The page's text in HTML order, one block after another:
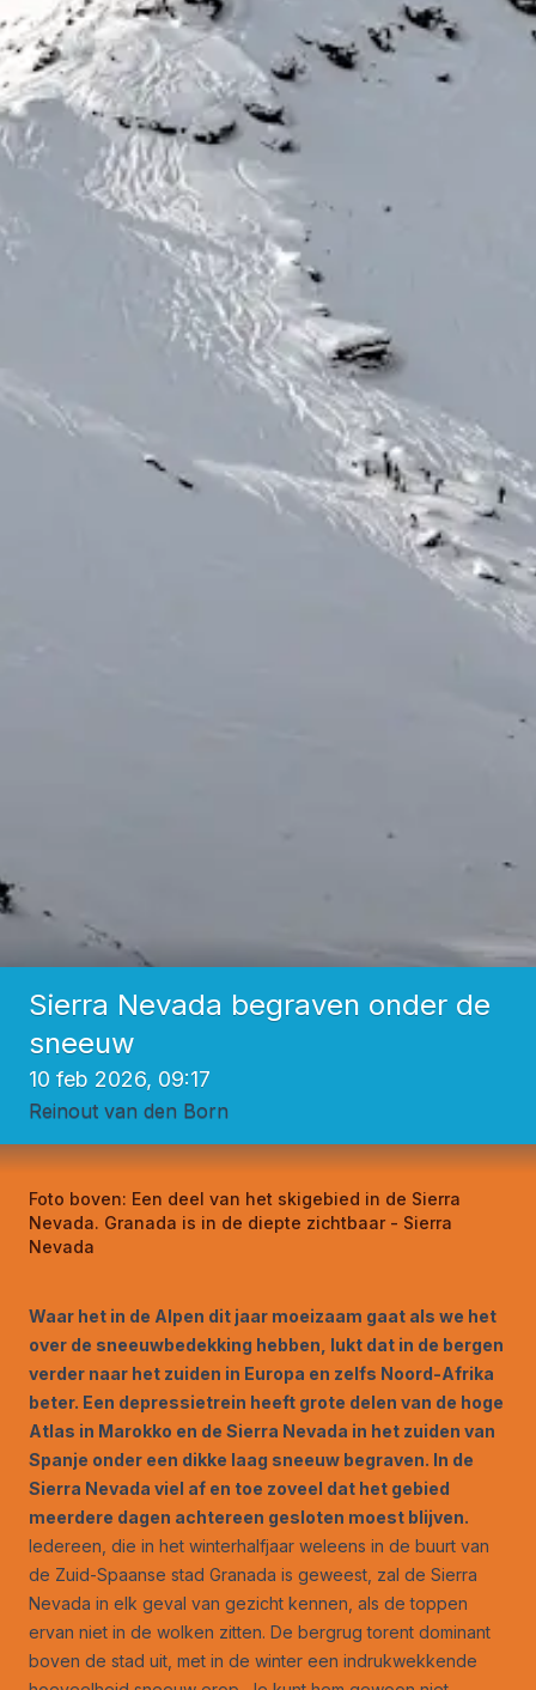
Sierra Nevada begraven onder de
sneeuw
10 feb 2026, 09:17
Reinout van den Born
Foto boven: Een deel van het skigebied in de Sierra
Nevada. Granada is in de diepte zichtbaar - Sierra
Nevada
Waar het in de Alpen dit jaar moeizaam gaat als we het
over de sneeuwbedekking hebben, lukt dat in de bergen
verder naar het zuiden in Europa en zelfs Noord-Afrika
beter. Een depressietrein heeft grote delen van de hoge
Atlas in Marokko en de Sierra Nevada in het zuiden van
Spanje onder een dikke laag sneeuw begraven. In de
Sierra Nevada viel af en toe zoveel dat het gebied
meerdere dagen achtereen gesloten moest blijven.
Iedereen, die in het winterhalfjaar weleens in de buurt van
de Zuid-Spaanse stad Granada is geweest, zal de Sierra
Nevada in elk geval van gezicht kennen, als de toppen
ervan niet in de wolken zitten. De bergrug torent dominant
boven de stad uit, met in de winter een indrukwekkende